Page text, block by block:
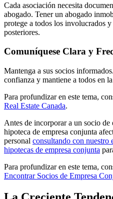
Cada asociación necesita
abogado. Tener un abogado
protege a todos los involucrados
posteriores.
Comuníquese Clara y
Mantenga a sus socios
confianza y mantiene a todos en
Para profundizar en este tema,
Real Estate Canada.
Antes de incorporar a un socio
hipoteca de empresa conjunta
personal consultando con nuestro
hipotecas de empresa conjunta
Para profundizar en este tema,
Encontrar Socios de Empresa